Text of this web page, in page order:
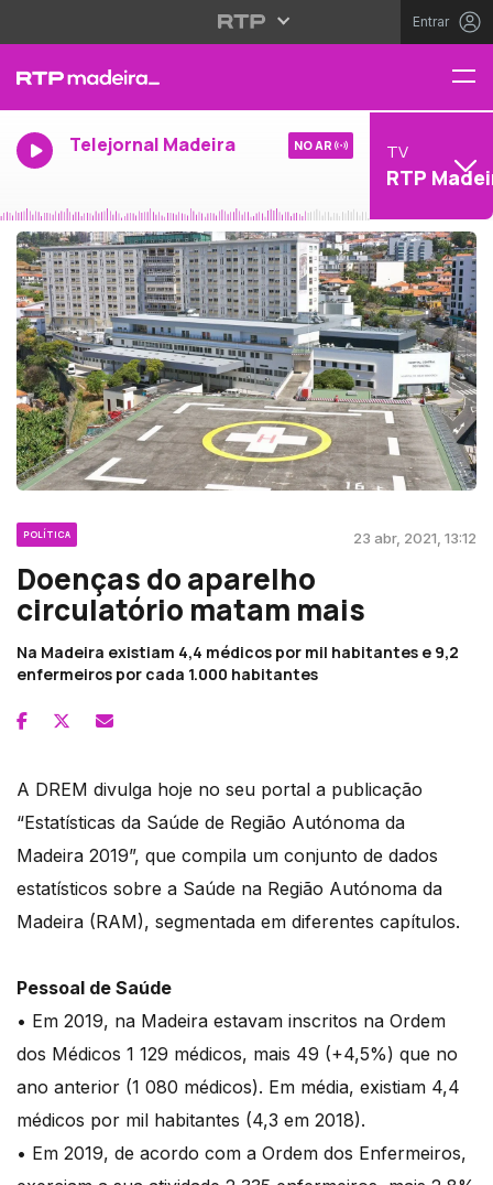
Entrar
Telejornal Madeira NO AR TV
RTP
POLÍTICA 23 abr, 2021, 13:12
Doenças do aparelho
circulatório matam mais
Na Madeira existiam 4,4 médicos por mil habitantes e 9,2
enfermeiros por cada 1.000 habitantes
A DREM divulga hoje no seu portal a publicação
“Estatísticas da Saúde de Região Autónoma da
Madeira 2019”, que compila um conjunto de dados
estatísticos sobre a Saúde na Região Autónoma da
Madeira (RAM), segmentada em diferentes capítulos.
Pessoal de Saúde
• Em 2019, na Madeira estavam inscritos na Ordem
dos Médicos 1 129 médicos, mais 49 (+4,5%) que no
ano anterior (1 080 médicos). Em média, existiam 4,4
médicos por mil habitantes (4,3 em 2018).
• Em 2019, de acordo com a Ordem dos Enfermeiros,